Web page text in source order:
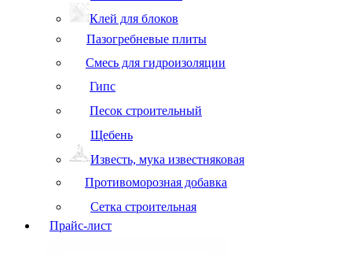
Клей для блоков
Пазогребневые плиты
Смесь для гидроизоляции
Гипс
Песок строительный
Щебень
Известь, мука известняковая
Противоморозная добавка
Сетка строительная
Прайс-лист